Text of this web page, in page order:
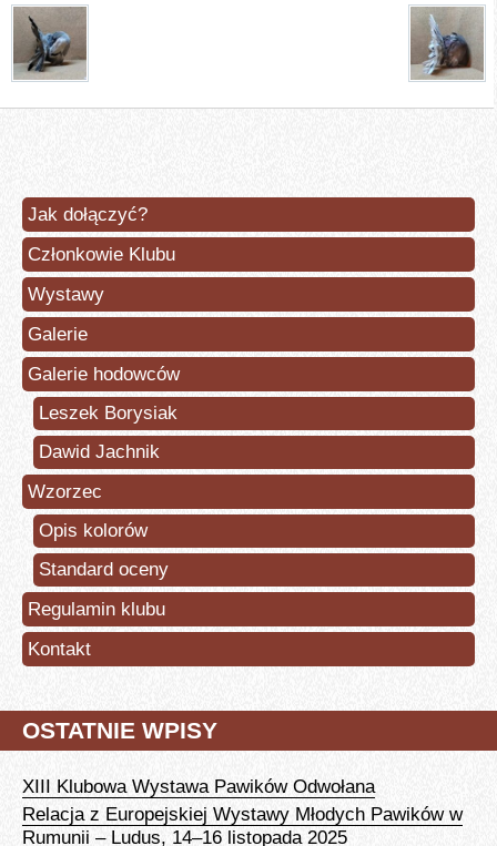
Jak dołączyć?
Członkowie Klubu
Wystawy
Galerie
Galerie hodowców
Leszek Borysiak
Dawid Jachnik
Wzorzec
Opis kolorów
Standard oceny
Regulamin klubu
Kontakt
OSTATNIE WPISY
XIII Klubowa Wystawa Pawików Odwołana
Relacja z Europejskiej Wystawy Młodych Pawików w
Rumunii – Ludus, 14–16 listopada 2025